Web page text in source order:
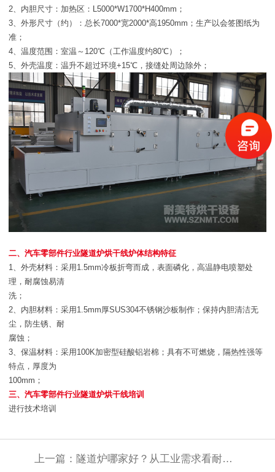
2、内胆尺寸：加热区：L5000*W1700*H400mm；
3、外形尺寸（约）：总长7000*宽2000*高1950mm；生产以会签图纸为
准；
4、温度范围：室温～120℃（工作温度约80℃）；
5、外壳温度：温升不超过环境+15℃，接缝处周边除外；
二、汽车零部件行业隧道炉烘干线炉体结构特征
1、外壳材料：采用1.5mm冷板折弯而成，表面磷化，高温静电喷塑处
理，耐腐蚀易清
洗；
2、内胆材料：采用1.5mm厚SUS304不锈钢沙板制作；保持内胆清洁无
尘，防生锈、耐
腐蚀；
3、保温材料：采用100K加密型硅酸铝岩棉；具有不可燃烧，隔热性强等
特点，厚度为
100mm；
三、汽车零部件行业隧道炉烘干线培训
进行技术培训
上一篇： 隧道炉哪家好？从工业需求看耐美特智能装备的核心优势